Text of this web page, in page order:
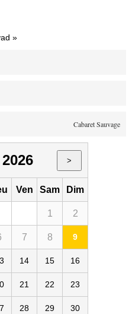
»
Cabaret Sauvage
>
Ven Sam Dim
1 2
7 8 9
14 15 16
21 22 23
28 29 30